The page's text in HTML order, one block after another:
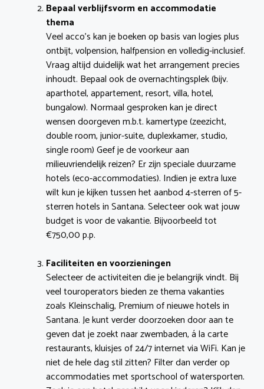
Bepaal verblijfsvorm en accommodatie
thema
Veel acco’s kan je boeken op basis van logies plus
ontbijt, volpension, halfpension en volledig-inclusief.
Vraag altijd duidelijk wat het arrangement precies
inhoudt. Bepaal ook de overnachtingsplek (bijv.
aparthotel, appartement, resort, villa, hotel,
bungalow). Normaal gesproken kan je direct
wensen doorgeven m.b.t. kamertype (zeezicht,
double room, junior-suite, duplexkamer, studio,
single room) Geef je de voorkeur aan
milieuvriendelijk reizen? Er zijn speciale duurzame
hotels (eco-accommodaties). Indien je extra luxe
wilt kun je kijken tussen het aanbod 4-sterren of 5-
sterren hotels in Santana. Selecteer ook wat jouw
budget is voor de vakantie. Bijvoorbeeld tot
€750,00 p.p.
Faciliteiten en voorzieningen
Selecteer de activiteiten die je belangrijk vindt. Bij
veel touroperators bieden ze thema vakanties
zoals Kleinschalig, Premium of nieuwe hotels in
Santana. Je kunt verder doorzoeken door aan te
geven dat je zoekt naar zwembaden, á la carte
restaurants, kluisjes of 24/7 internet via WiFi. Kan je
niet de hele dag stil zitten? Filter dan verder op
accommodaties met sportschool of watersporten.